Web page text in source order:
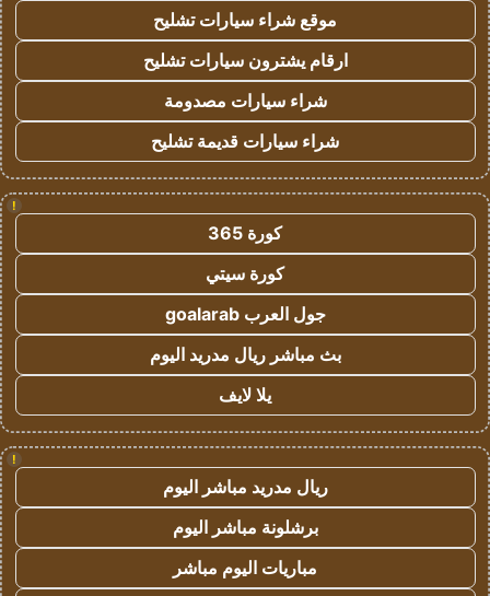
موقع شراء سيارات تشليح
ارقام يشترون سيارات تشليح
شراء سيارات مصدومة
شراء سيارات قديمة تشليح
!
كورة 365
كورة سيتي
جول العرب goalarab
بث مباشر ريال مدريد اليوم
يلا لايف
!
ريال مدريد مباشر اليوم
برشلونة مباشر اليوم
مباريات اليوم مباشر